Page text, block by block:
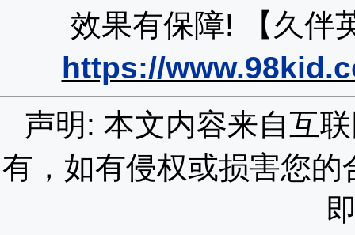
效果有保障!
【久
https://
声明: 本文内容来自互
有，如有侵权或损害您